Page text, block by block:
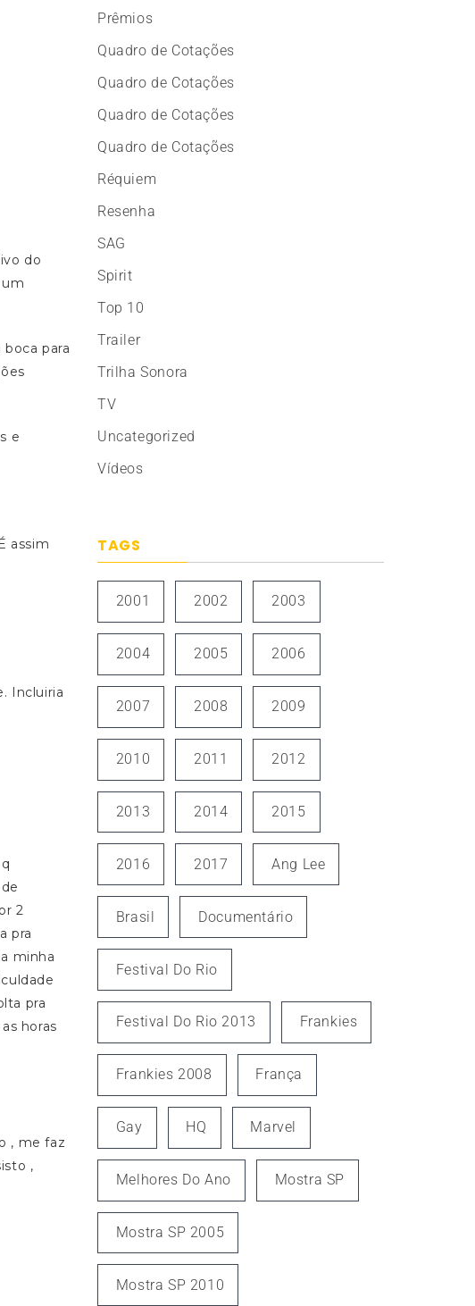
do
para
e
assim
Incluiria
2
pra
minha
pra
horas
, me faz
,
Prêmios
Quadro de Cotações
Quadro de Cotações
Quadro de Cotações
Quadro de Cotações
Réquiem
Resenha
SAG
Spirit
Top 10
Trailer
Trilha Sonora
TV
Uncategorized
Vídeos
TAGS
2001 2002 2003
2004 2005 2006
2007 2008 2009
2010 2011 2012
2013 2014 2015
2016 2017 Ang Lee
Brasil Documentário
Festival Do Rio
Festival Do Rio 2013 Frankies
Frankies 2008 França
Gay HQ Marvel
Melhores Do Ano Mostra SP
Mostra SP 2005
Mostra SP 2010